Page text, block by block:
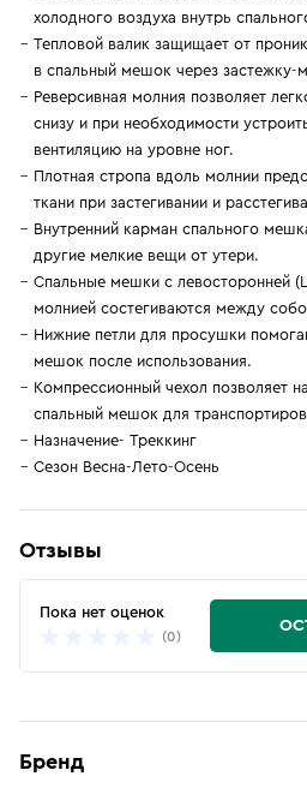
холодного воздуха внутрь
Тепловой валик защищает от
в спальный мешок через застежку-
Реверсивная молния позволяет
снизу и при необходимости
вентиляцию на уровне ног.
Плотная стропа вдоль молнии
ткани при застегивании и
Внутренний карман спального
другие мелкие вещи от утери.
Спальные мешки с левосторонней
молнией состегиваются между
Нижние петли для просушки
мешок после использования.
Компрессионный чехол позволяет
спальный мешок для
Назначение- Треккинг
Сезон Весна-Лето-Осень
Отзывы
Пока нет оценок
(0)
Бренд